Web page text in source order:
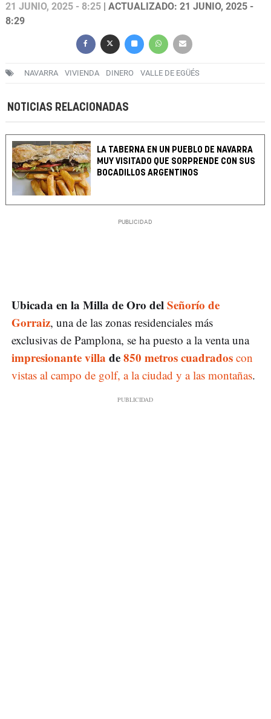
21 JUNIO, 2025 - 8:25 | ACTUALIZADO: 21 JUNIO, 2025 -
8:29
NAVARRA VIVIENDA DINERO VALLE DE EGÜÉS
NOTICIAS RELACIONADAS
LA TABERNA EN UN PUEBLO DE NAVARRA
MUY VISITADO QUE SORPRENDE CON SUS
BOCADILLOS ARGENTINOS
Ubicada en la Milla de Oro delSeñorío de
Gorraiz, una de las zonas residenciales más
exclusivas de Pamplona, se ha puesto a la venta una
impresionante villa de850 metros cuadrados con
vistas al campo de golf, a la ciudad y a las montañas.